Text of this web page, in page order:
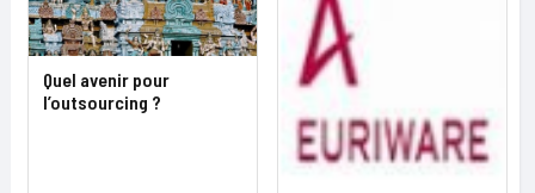
Quel avenir pour
l’outsourcing ?